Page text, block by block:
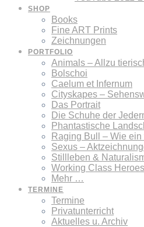
SHOP
Books
Fine ART Prints
Zeichnungen
PORTFOLIO
Animals – Allzu
Bolschoi
Caelum et Infernum
Cityskapes –
Das Portrait
Die Schuhe der
Phantastische
Raging Bull – Wie
Sexus –
Stillleben &
Working Class Heroes
Mehr …
TERMINE
Termine
Privatunterricht
Aktuelles u. Archiv